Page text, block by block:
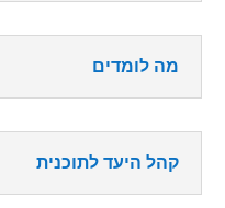
מה לומדים
קהל היעד לתוכנית